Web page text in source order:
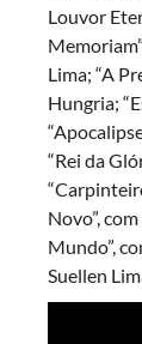
Louvor
Lima; “A
Hungria;
“Rei da
Novo”,
Mundo”,
Suellen